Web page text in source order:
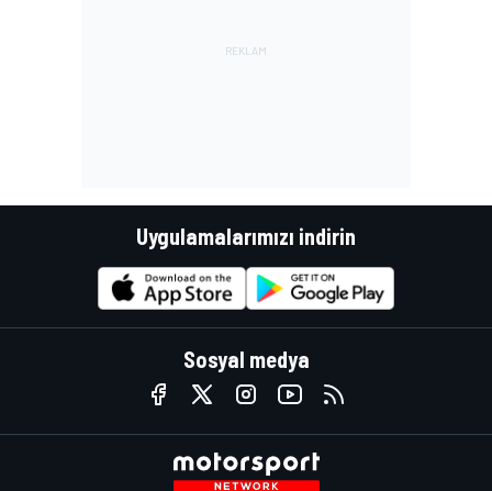
Uygulamalarımızı indirin
Sosyal medya